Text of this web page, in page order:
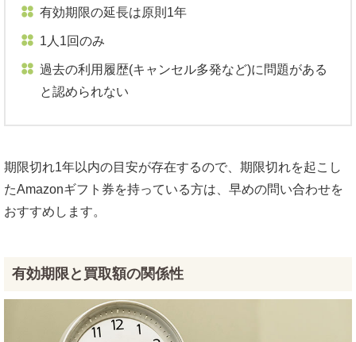
有効期限の延長は原則1年
1人1回のみ
過去の利用履歴(キャンセル多発など)に問題がある
と認められない
期限切れ1年以内の目安が存在するので、期限切れを起こし
たAmazonギフト券を持っている方は、早めの問い合わせを
おすすめします。
有効期限と買取額の関係性